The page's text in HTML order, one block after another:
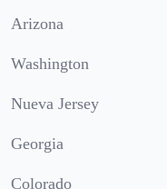
Arizona
Washington
Nueva Jersey
Georgia
Colorado